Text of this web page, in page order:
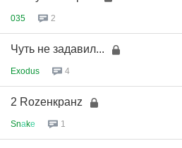
035 2
Чуть не задавил...
Exodus 4
2 Rozeнкранz
Snаkе 1